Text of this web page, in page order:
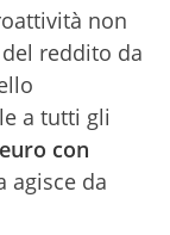
non
reddito da
a tutti gli
con
agisce da